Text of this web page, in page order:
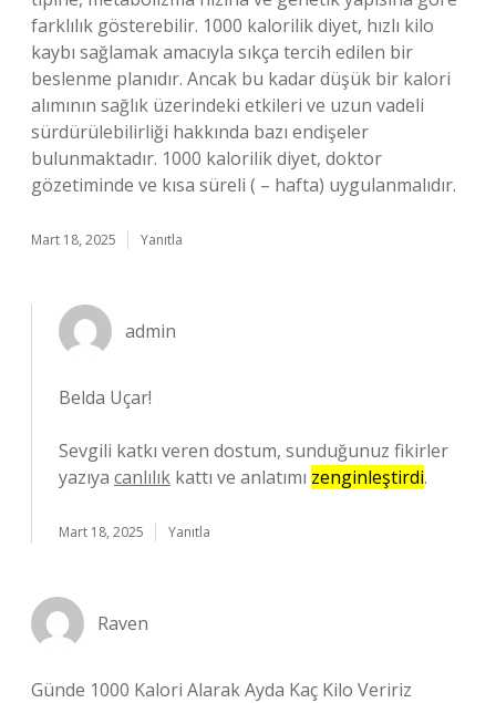
farklılık gösterebilir. 1000 kalorilik diyet, hızlı kilo
kaybı sağlamak amacıyla sıkça tercih edilen bir
beslenme planıdır. Ancak bu kadar düşük bir kalori
alımının sağlık üzerindeki etkileri ve uzun vadeli
sürdürülebilirliği hakkında bazı endişeler
bulunmaktadır. 1000 kalorilik diyet, doktor
gözetiminde ve kısa süreli ( – hafta) uygulanmalıdır.
Mart 18, 2025 Yanıtla
admin
Belda Uçar!
Sevgili katkı veren dostum, sunduğunuz fikirler
yazıya canlılık kattı ve anlatımı zenginleştirdi.
Mart 18, 2025 Yanıtla
Raven
Günde 1000 Kalori Alarak Ayda Kaç Kilo Veririz